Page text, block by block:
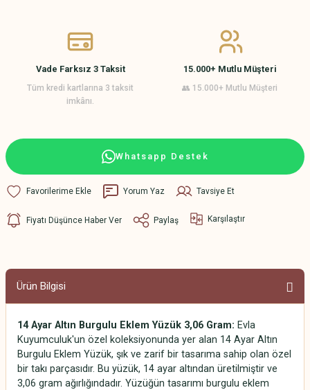
Vade Farksız 3 Taksit
Tüm kredi kartlarına 3 taksit
imkânı.
15.000+ Mutlu Müşteri
👥 15.000+ Mutlu Müşteri
Whatsapp Destek
Yorum Yaz Tavsiye Et
Fiyatı Düşünce Haber Ver Paylaş Karşılaştır
Ürün Bilgisi
14 Ayar Altın Burgulu Eklem Yüzük 3,06 Gram: Evla
Kuyumculuk'un özel koleksiyonunda yer alan 14 Ayar Altın
Burgulu Eklem Yüzük, şık ve zarif bir tasarıma sahip olan özel
bir takı parçasıdır. Bu yüzük, 14 ayar altından üretilmiştir ve
3,06 gram ağırlığındadır. Yüzüğün tasarımı burgulu eklem